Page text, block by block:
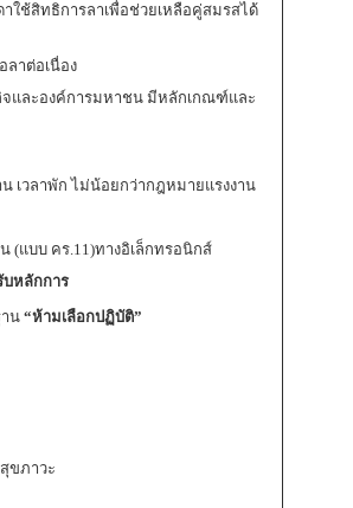
ใช้สิทธิการลาเพื่อช่วยเหลือคู่สมรสได้
ลาต่อเนื่อง
จและองค์การมหาชน มีหลักเกณฑ์และ
เวลาพัก ไม่น้อยกว่ากฎหมายแรงงาน
(แบบ คร.11)ทางอิเล็กทรอนิกส์
หลักการ
น “ห้ามเลือกปฏิบัติ”
ขภาวะ